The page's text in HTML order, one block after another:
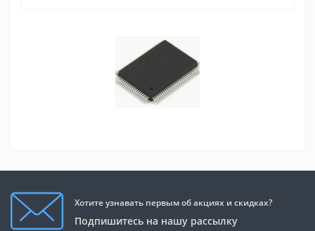
Хотите узнавать первым об акциях и скидках?
Подпишитесь на нашу рассылку